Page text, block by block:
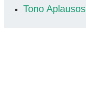
Tono Aplausos